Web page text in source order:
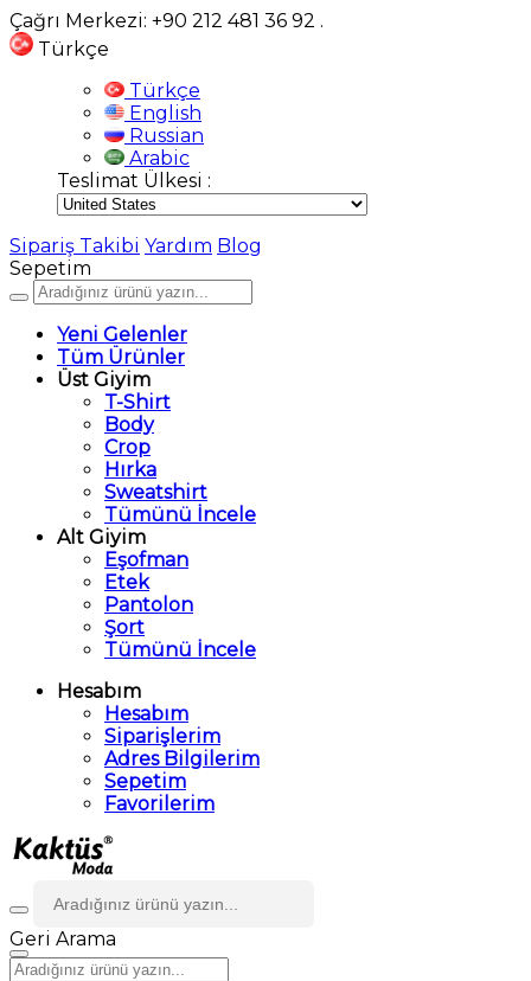
Çağrı Merkezi: +90 212 481 36 92 .
Türkçe
Türkçe
English
Russian
Arabic
Teslimat Ülkesi :
Sipariş Takibi Yardım Blog
Sepetim
Yeni Gelenler
Tüm Ürünler
Üst Giyim
T-Shirt
Body
Crop
Hırka
Sweatshirt
Tümünü İncele
Alt Giyim
Eşofman
Etek
Pantolon
Şort
Tümünü İncele
Hesabım
Hesabım
Siparişlerim
Adres Bilgilerim
Sepetim
Favorilerim
Geri Arama